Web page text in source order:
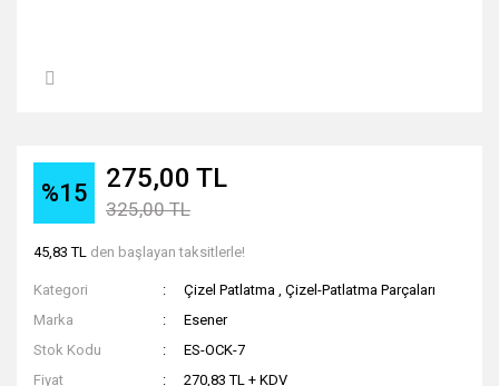
%15 275,00 TL
325,00 TL
45,83 TL den başlayan taksitlerle!
Kategori Çizel Patlatma ,Çizel-Patlatma Parçaları
Marka
Esener
Stok Kodu
ES-OCK-7
Fiyat
270,83 TL + KDV